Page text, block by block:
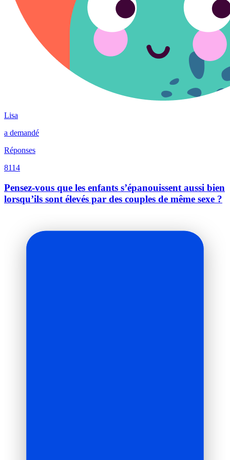
Lisa
a demandé
Réponses
8114
Pensez-vous que les enfants s’épanouissent aussi bien
lorsqu’ils sont élevés par des couples de même sexe ?